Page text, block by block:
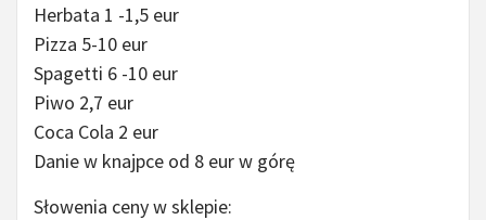
Herbata 1 -1,5 eur
Pizza 5-10 eur
Spagetti 6 -10 eur
Piwo 2,7 eur
Coca Cola 2 eur
Danie w knajpce od 8 eur w górę
Słowenia ceny w sklepie: